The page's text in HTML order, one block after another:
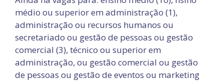
médio ou superior em administração (1),
administração ou recursos humanos ou
secretariado ou gestão de pessoas ou gestão
comercial (3), técnico ou superior em
administração, ou gestão comercial ou gestão
de pessoas ou gestão de eventos ou marketing